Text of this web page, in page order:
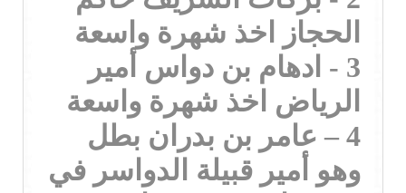
الحجاز اخذ شهرة واسعة
3 - ادهام بن دواس أمير
الرياض اخذ شهرة واسعة
4 – عامر بن بدران بطل
وهو أمير قبيلة الدواسر في